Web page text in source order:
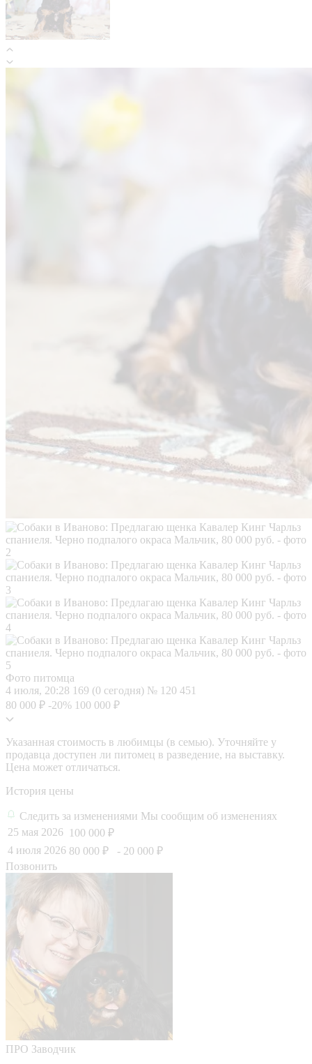
Фото питомца
4 июля, 20:28 169 (0 сегодня) № 120 451
80 000 ₽ -20% 100 000 ₽
Указанная стоимость в любимцы (в семью). Уточняйте у
продавца доступен ли питомец в разведение, на выставку.
Цена может отличаться.
История цены
Следить за изменениями Мы сообщим об изменениях
25 мая 2026 100 000 ₽
4 июля 2026 80 000 ₽
- 20 000 ₽
Позвонить
ПРО Заводчик